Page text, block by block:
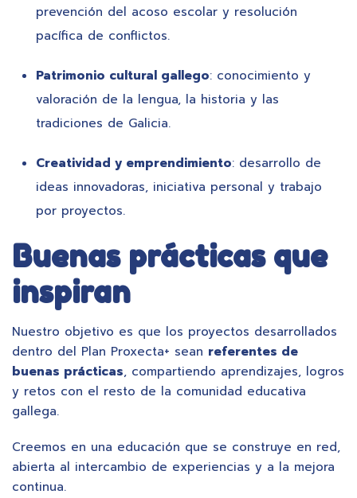
prevención del acoso escolar y resolución
pacífica de conflictos.
Patrimonio cultural gallego: conocimiento y
valoración de la lengua, la historia y las
tradiciones de Galicia.
Creatividad y emprendimiento: desarrollo de
ideas innovadoras, iniciativa personal y trabajo
por proyectos.
Buenas prácticas que
inspiran
Nuestro objetivo es que los proyectos desarrollados
dentro del Plan Proxecta+ sean referentes de
buenas prácticas, compartiendo aprendizajes, logros
y retos con el resto de la comunidad educativa
gallega.
Creemos en una educación que se construye en red,
abierta al intercambio de experiencias y a la mejora
continua.